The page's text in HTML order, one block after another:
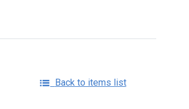
Back to items list